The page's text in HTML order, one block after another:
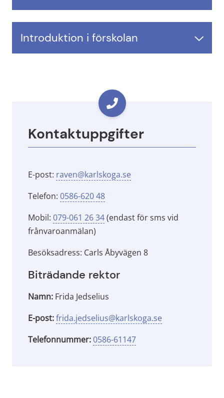
Introduktion i förskolan
Kontaktuppgifter
E-post: raven@karlskoga.se
Telefon: 0586-620 48
Mobil: 079-061 26 34 (endast för sms vid
frånvaroanmälan)
Besöksadress: Carls Åbyvägen 8
Biträdande rektor
Namn: Frida Jedselius
E-post:frida.jedselius@karlskoga.se
Telefonnummer:0586-61147